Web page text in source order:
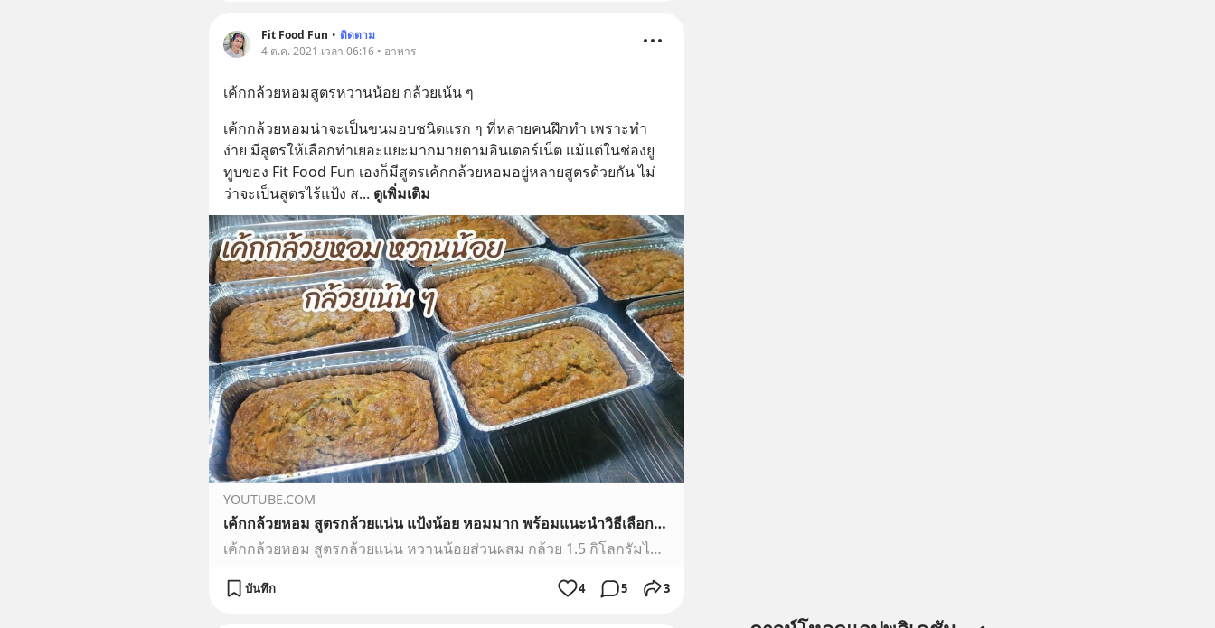
Fit Food Fun • ติดตาม
4 ต.ค. 2021 เวลา 06:16 • อาหาร
เค้กกล้วยหอมสูตรหวานน้อย กล้วยเน้น ๆ
เค้กกล้วยหอมน่าจะเป็นขนมอบชนิดแรก ๆ ที่หลายคนฝึกทำ เพราะทำ
ง่าย มีสูตรให้เลือกทำเยอะแยะมากมายตามอินเตอร์เน็ต แม้แต่ในช่องยู
ทูบของ Fit Food Fun เองก็มีสูตรเค้กกล้วยหอมอยู่หลายสูตรด้วยกัน ไม่
ว่าจะเป็นสูตรไร้แป้ง ส... ดูเพิ่มเติม
YOUTUBE.COM
เค้กกล้วยหอม สูตรกล้วยแน่น แป้งน้อย หอมมาก พร้อมแนะนำวิธีเลือกกล้วยหอม l Fit Food Fun
เค้กกล้วยหอม สูตรกล้วยแน่น หวานน้อยส่วนผสม กล้วย 1.5 กิโลกรัมไข่ไก่เบอร์ 3 6 ฟองน้ำมันรำข้าว 1 ถ้วยตวงเกลือ 1/ 2 ช้อนชาวนิลา 1 ช้อนโต๊ะน้ำตาล 1 ถ้วยตวงเบกกิ...
บันทึก 4 5 3